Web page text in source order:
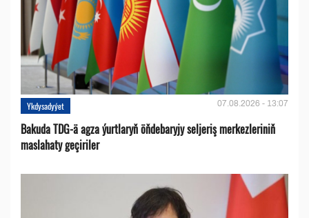
Ykdysadyýet 07.08.2026 - 13:07
Bakuda TDG-ä agza ýurtlaryň öňdebaryjy seljeriş merkezleriniň
maslahaty geçiriler